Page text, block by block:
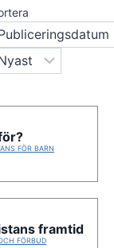
FÖR BARN
framtid
FÖRBUD